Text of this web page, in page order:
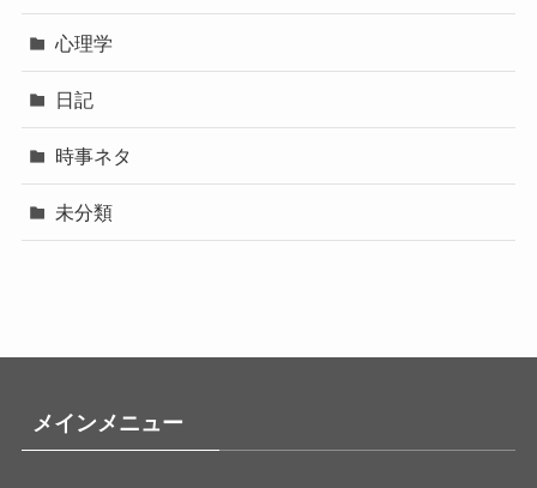
心理学
日記
時事ネタ
未分類
メインメニュー